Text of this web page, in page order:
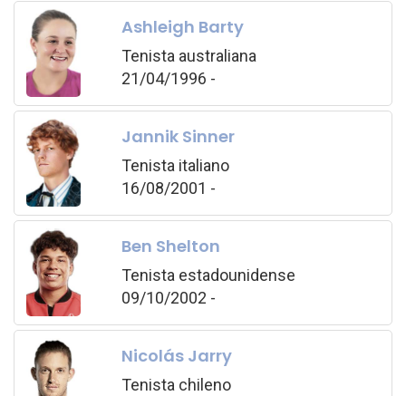
Ashleigh Barty
Tenista australiana
21/04/1996 -
Jannik Sinner
Tenista italiano
16/08/2001 -
Ben Shelton
Tenista estadounidense
09/10/2002 -
Nicolás Jarry
Tenista chileno